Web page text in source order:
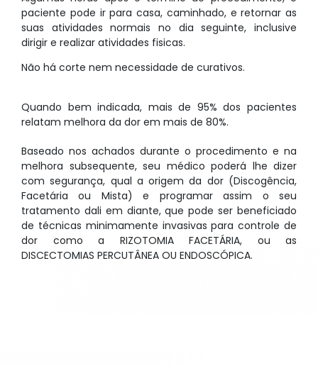
paciente pode ir para casa, caminhado, e retornar as
suas atividades normais no dia seguinte, inclusive
dirigir e realizar atividades fisicas.
Não há corte nem necessidade de curativos.
Quando bem indicada, mais de 95% dos pacientes
relatam melhora da dor em mais de 80%.
Baseado nos achados durante o procedimento e na
melhora subsequente, seu médico poderá lhe dizer
com segurança, qual a origem da dor (Discogência,
Facetária ou Mista) e programar assim o seu
tratamento dali em diante, que pode ser beneficiado
de técnicas minimamente invasivas para controle de
dor como a RIZOTOMIA FACETÁRIA, ou as
DISCECTOMIAS PERCUTÂNEA OU ENDOSCÓPICA.